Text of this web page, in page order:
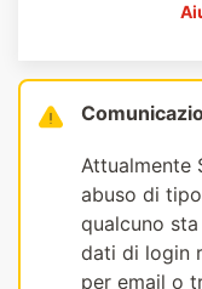
Attualmente
abuso di
qualcuno
dati di login
per email o